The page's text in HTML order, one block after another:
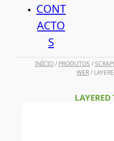
CONT
ACTO
S
INÍCIO/ PRODUTOS /
WER/
LAYERED